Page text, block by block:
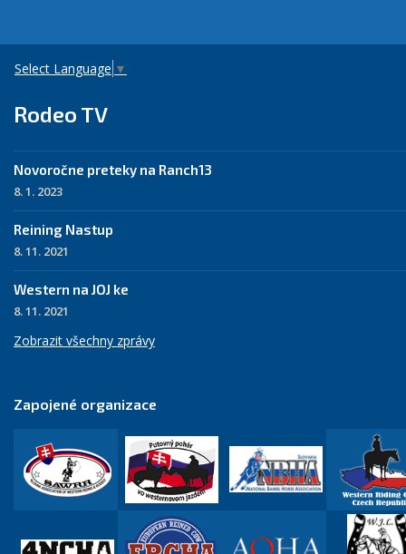
Select Language ▼
Rodeo TV
Novoročne preteky na Ranch13
8. 1. 2023
Reining Nastup
8. 11. 2021
Western na JOJ ke
8. 11. 2021
Zobrazit všechny zprávy
Zapojené organizace